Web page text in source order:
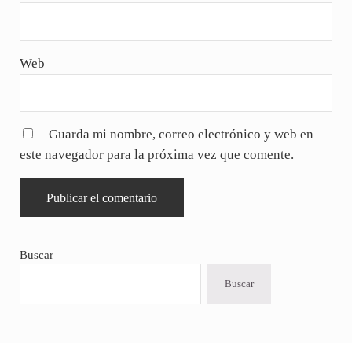
Web
Guarda mi nombre, correo electrónico y web en
este navegador para la próxima vez que comente.
Sidebar
Buscar
Buscar